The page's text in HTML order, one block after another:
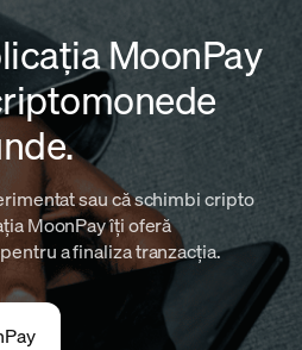
MoonPay
sau că schimbi cripto
MoonPay îți oferă
a finaliza tranzacția.